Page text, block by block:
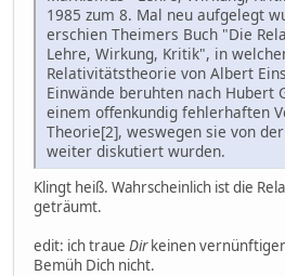
1985 zum 8. Mal neu aufgelegt
erschien Theimers Buch "Die
Lehre, Wirkung, Kritik", in
Relativitätstheorie von Albert
Einwände beruhten nach Hubert
einem offenkundig fehlerhaften
Theorie[2], weswegen sie von
weiter diskutiert wurden.
Klingt heiß. Wahrscheinlich ist die
geträumt.
edit: ich traue Dirkeinen
Bemüh Dich nicht.